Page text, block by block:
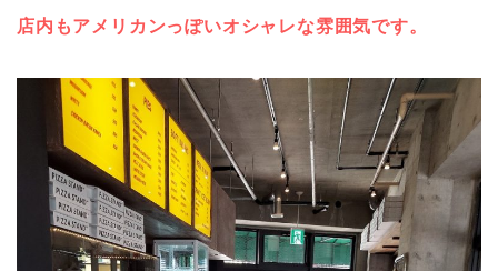
店内もアメリカンっぽいオシャレな雰囲気です。